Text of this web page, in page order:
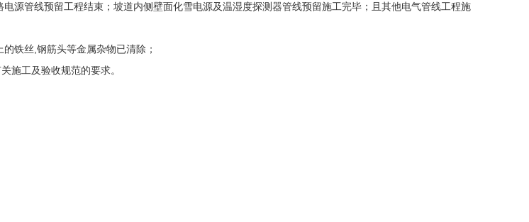
管线预留工程结束；坡道内侧壁面化雪电源及温湿度探测器管线预留施工完毕；且其他电气管线工程施
丝,钢筋头等金属杂物已清除；
工及验收规范的要求。